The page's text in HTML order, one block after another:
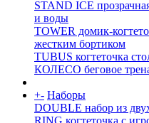
STAND ICE
и воды
TOWER домик-
жестким бортиком
TUBUS когтеточка
КОЛЕСО беговое
+- Наборы
DOUBLE набор из
RING когтеточка c